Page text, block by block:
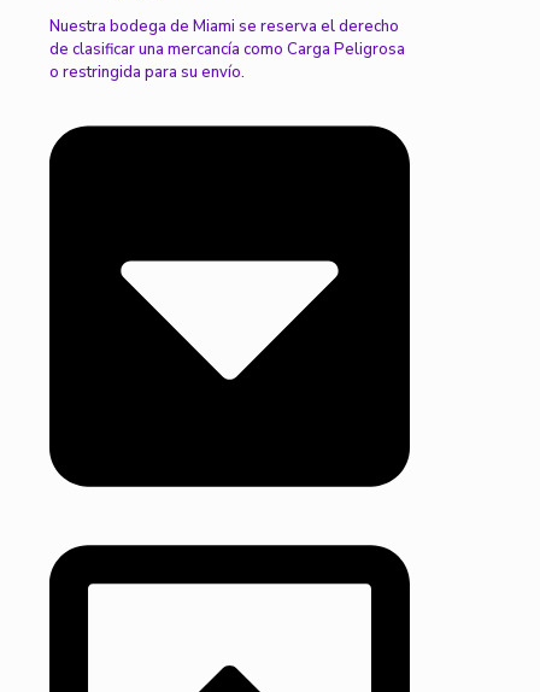
Nuestra bodega de Miami se reserva el derecho
de clasificar una mercancía como Carga Peligrosa
o restringida para su envío.